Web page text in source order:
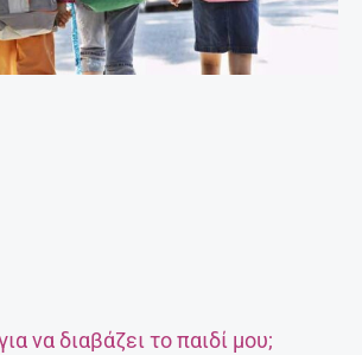
να διαβάζει το παιδί μου;